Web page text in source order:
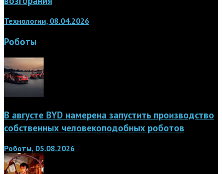
Технологии, 08.04.2026
Роботы
В августе BYD намерена запустить производство
собственных человекоподобных роботов
Роботы, 05.08.2026